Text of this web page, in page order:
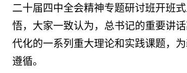
二十届四中全会精神专题研讨班开班
悟，大家一致认为，总书记的重要讲
代化的一系列重大理论和实践课题，
遵循。